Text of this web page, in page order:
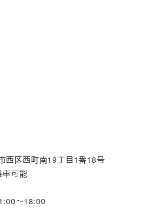
西区西町南19丁目1番18号
車可能
～18:00